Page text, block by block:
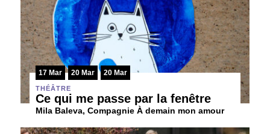
17 Mar 20 Mar 20 Mar
THÉÂTRE
Ce qui me passe par la fenêtre
Mila Baleva, Compagnie À demain mon amour